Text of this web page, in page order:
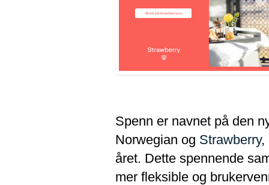
Spenn er navnet på den
Norwegian og Strawberry,
året. Dette spennende
mer fleksible og